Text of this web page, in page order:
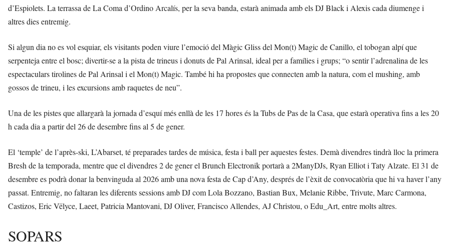
d’Espiolets. La terrassa de La Coma d’Ordino Arcalís, per la seva banda, estarà animada amb els DJ Black i Alexis cada diumenge i
altres dies entremig.
Si algun dia no es vol esquiar, els visitants poden viure l’emoció del Màgic Gliss del Mon(t) Magic de Canillo, el tobogan alpí que
serpenteja entre el bosc; divertir-se a la pista de trineus i donuts de Pal Arinsal, ideal per a famílies i grups; “o sentir l’adrenalina de les
espectaculars tirolines de Pal Arinsal i el Mon(t) Magic. També hi ha propostes que connecten amb la natura, com el mushing, amb
gossos de trineu, i les excursions amb raquetes de neu”.
Una de les pistes que allargarà la jornada d’esquí més enllà de les 17 hores és la Tubs de Pas de la Casa, que estarà operativa fins a les 20
h cada dia a partir del 26 de desembre fins al 5 de gener.
El ‘temple’ de l’après-ski, L’Abarset, té preparades tardes de música, festa i ball per aquestes festes. Demà divendres tindrà lloc la primera
Bresh de la temporada, mentre que el divendres 2 de gener el Brunch Electronik portarà a 2ManyDJs, Ryan Elliot i Taty Alzate. El 31 de
desembre es podrà donar la benvinguda al 2026 amb una nova festa de Cap d’Any, després de l’èxit de convocatòria que hi va haver l’any
passat. Entremig, no faltaran les diferents sessions amb DJ com Lola Bozzano, Bastian Bux, Melanie Ribbe, Trivute, Marc Carmona,
Castizos, Eric Vëlyce, Laeet, Patricia Mantovani, DJ Oliver, Francisco Allendes, AJ Christou, o Edu_Art, entre molts altres.
SOPARS